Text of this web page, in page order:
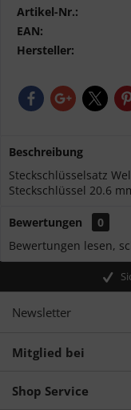
Artikel-Nr.:
EAN:
Hersteller:
Beschreibung
Steckschlüsselsatz
Steckschlüssel 20.6
Bewertungen
0
Bewertungen lesen,
Newsletter
Mitglied bei
Shop Service